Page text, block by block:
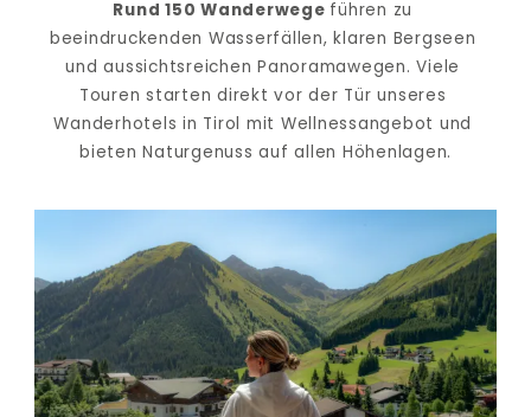
Rund 150 Wanderwege führen zu
beeindruckenden Wasserfällen, klaren Bergseen
und aussichtsreichen Panoramawegen. Viele
Touren starten direkt vor der Tür unseres
Wanderhotels in Tirol mit Wellnessangebot und
bieten Naturgenuss auf allen Höhenlagen.